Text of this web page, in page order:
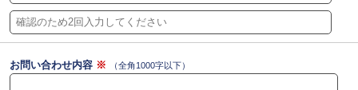
お問い合わせ内容 ※ （全角1000字以下）